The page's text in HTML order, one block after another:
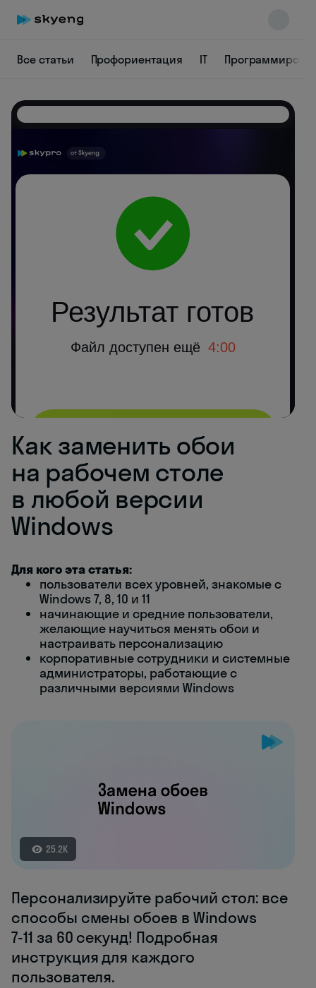
Все статьи Профориентация IT
Как заменить обои
на рабочем столе
в любой версии
Windows
Для кого эта статья:
пользователи всех уровней, знакомые с
Windows 7, 8, 10 и 11
начинающие и средние пользователи,
желающие научиться менять обои и
настраивать персонализацию
корпоративные сотрудники и системные
администраторы, работающие с
различными версиями Windows
25.2K
Персонализируйте рабочий стол: все
способы смены обоев в Windows
7‑11 за 60 секунд! Подробная
инструкция для каждого
пользователя.